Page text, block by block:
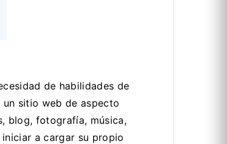
de habilidades de
sitio web de aspecto
blog, fotografía, música,
a cargar su propio